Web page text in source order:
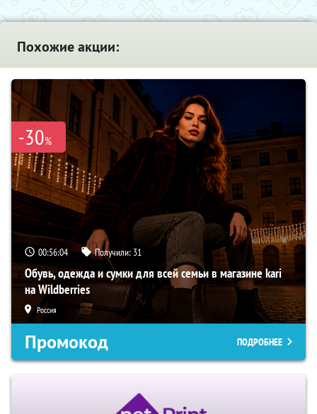
Похожие акции:
-30%
00:56:03 Получили: 31
Обувь, одежда и сумки для всей семьи в магазине kari
на Wildberries
Россия
Промокод ПОДРОБНЕЕ